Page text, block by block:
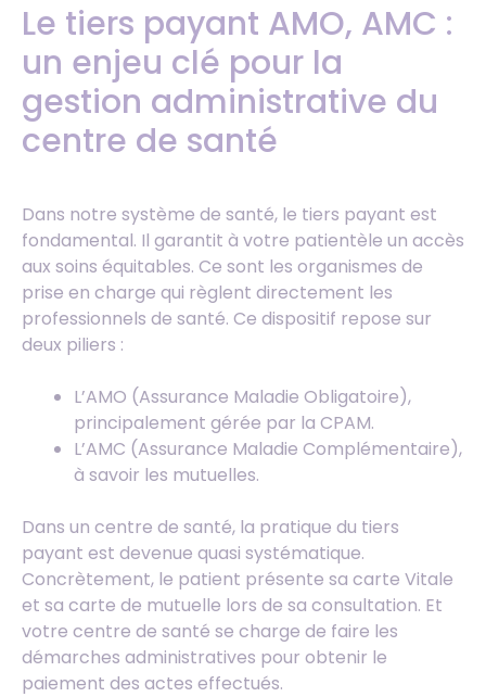
Le tiers payant AMO, AMC :
un enjeu clé pour la
gestion administrative du
centre de santé
Dans notre système de santé, le tiers payant est
fondamental. Il garantit à votre patientèle un accès
aux soins équitables. Ce sont les organismes de
prise en charge qui règlent directement les
professionnels de santé. Ce dispositif repose sur
deux piliers :
L’AMO (Assurance Maladie Obligatoire),
principalement gérée par la CPAM.
L’AMC (Assurance Maladie Complémentaire),
à savoir les mutuelles.
Dans un centre de santé, la pratique du tiers
payant est devenue quasi systématique.
Concrètement, le patient présente sa carte Vitale
et sa carte de mutuelle lors de sa consultation. Et
votre centre de santé se charge de faire les
démarches administratives pour obtenir le
paiement des actes effectués.